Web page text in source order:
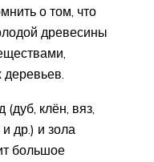
о том, что
древесины
деревьев.
клён, вяз,
др.) и зола
большое